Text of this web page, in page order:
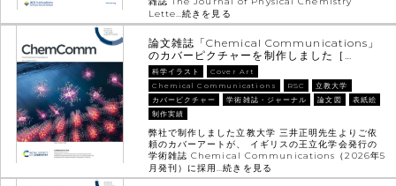
Lette…続きを見る
論文雑誌「Chemical Communications」
のカバーピクチャーを制作しました［…
科学イラスト
Cover Art
Chemical Communications
RSC
立教大学
カバーピクチャー
学術雑誌・ジャーナル 論文図
表紙絵
制作実績
弊社で制作しました立教大学 三井正明先生よりご依
頼のカバーアートが、 イギリスの王立化学会発行の
学術雑誌 Chemical Communications（2026年5
月発刊）に採用…続きを見る